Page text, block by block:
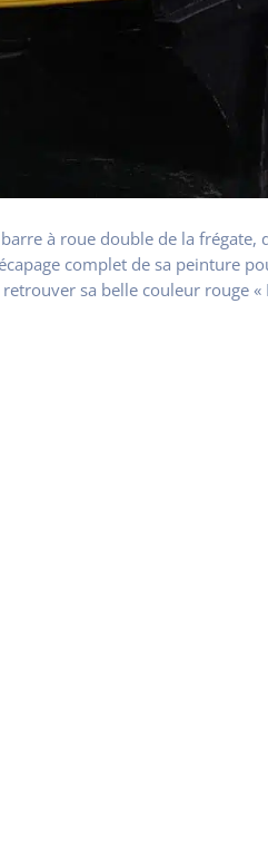
à roue double de la
complet de sa peinture
sa belle couleur rouge